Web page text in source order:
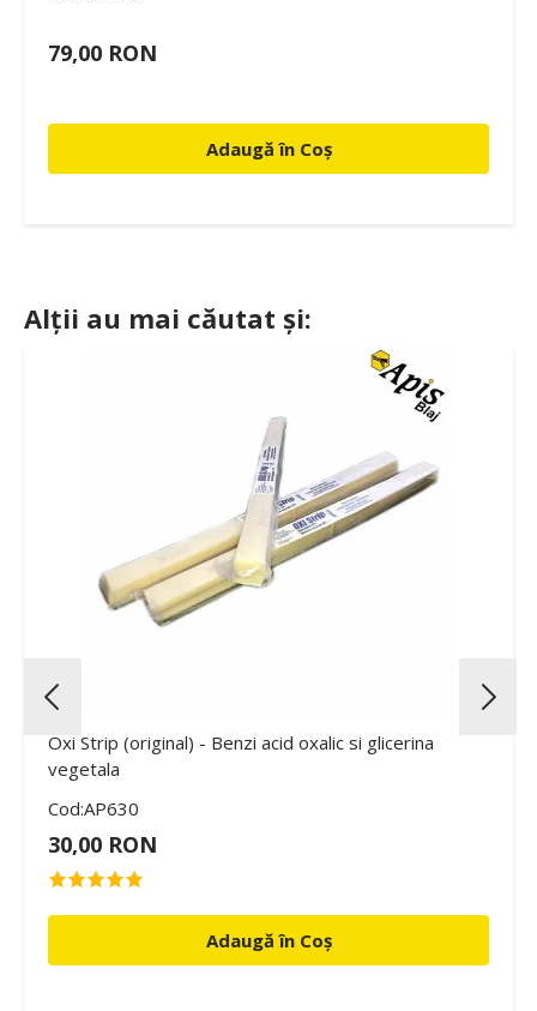
79,00 RON
Adaugă în Coș
Alții au mai căutat și:
Oxi Strip (original) - Benzi acid oxalic si glicerina
vegetala
Cod:AP630
30,00 RON
Adaugă în Coș